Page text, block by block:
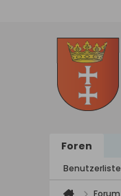
Foren
Benutzerliste
Forum